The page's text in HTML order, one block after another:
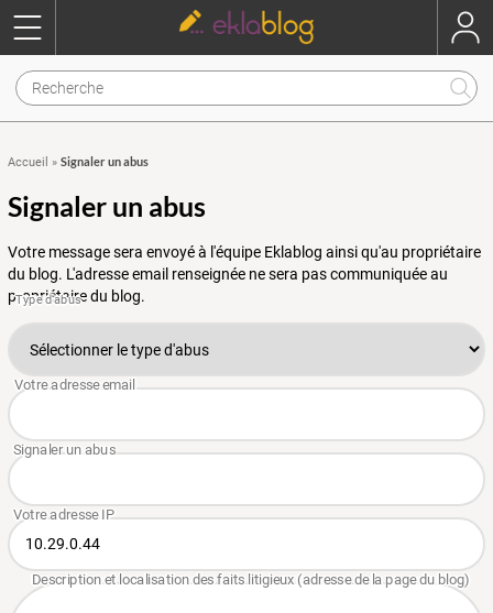
Accueil » Signaler un abus
Signaler un abus
Votre message sera envoyé à l'équipe Eklablog ainsi qu'au propriétaire
du blog. L'adresse email renseignée ne sera pas communiquée au
propriétaire du blog.